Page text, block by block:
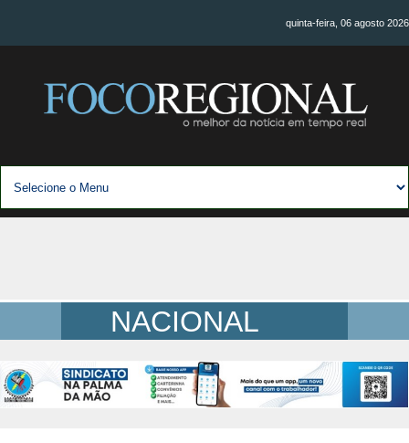
quinta-feira, 06 agosto 2026
NACIONAL